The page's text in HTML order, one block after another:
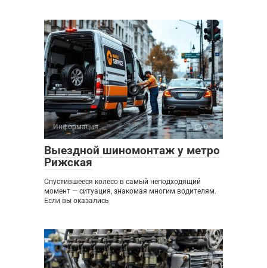
Информация 0
Выездной шиномонтаж у метро
Рижская
Спустившееся колесо в самый неподходящий
момент — ситуация, знакомая многим водителям.
Если вы оказались